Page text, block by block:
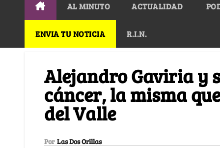
AL MINUTO ACTUALIDAD
ENVIA TU NOTICIA R.I.N.
Alejandro Gaviria y
cáncer, la misma
del Valle
Por Las Dos Orillas